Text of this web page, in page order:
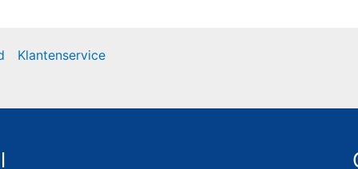
Klantenservice